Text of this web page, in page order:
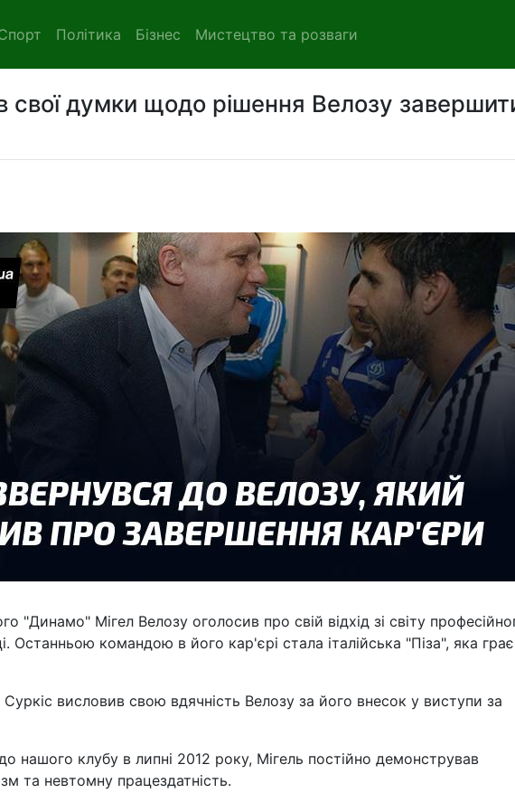
Політика Бізнес Мистецтво та розваги
свої думки щодо рішення Велозу
"Динамо" Мігел Велозу оголосив про свій відхід зі світу
Останньою командою в його кар'єрі стала італійська "Піза", яка
висловив свою вдячність Велозу за його внесок у виступи за
нашого клубу в липні 2012 року, Мігель постійно демонстрував
та невтомну працездатність.